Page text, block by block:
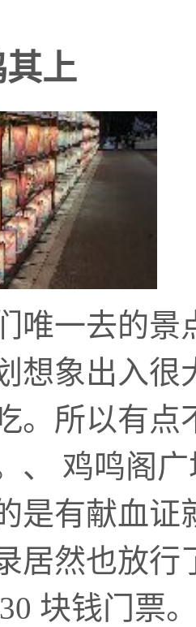
上
唯一去的
想象出入
。所以有
、 鸡鸣阁
是有献血
居然也放
块钱门票